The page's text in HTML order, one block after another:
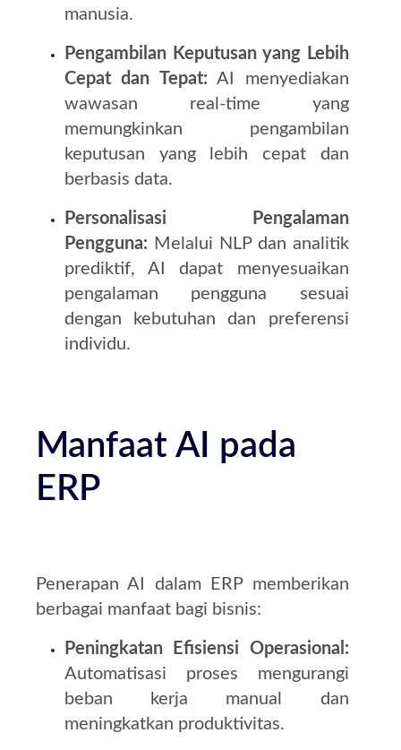
manusia.
Pengambilan Keputusan yang Lebih
Cepat dan Tepat: AI menyediakan
wawasan real-time yang
memungkinkan pengambilan
keputusan yang lebih cepat dan
berbasis data.
Personalisasi Pengalaman
Pengguna: Melalui NLP dan analitik
prediktif, AI dapat menyesuaikan
pengalaman pengguna sesuai
dengan kebutuhan dan preferensi
individu.
Manfaat AI pada
ERP
Penerapan AI dalam ERP memberikan
berbagai manfaat bagi bisnis:
Peningkatan Efisiensi Operasional:
Automatisasi proses mengurangi
beban kerja manual dan
meningkatkan produktivitas.